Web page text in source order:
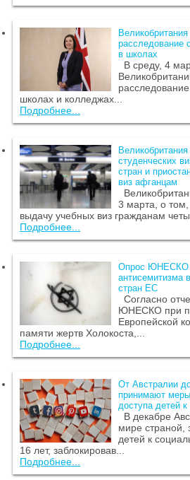
расследование
в школах
В среду, 4
школах и колледжах...
Подробнее...
студенческих
стран и
виз афганцам
3 марта, о том,
выдачу учебных виз гражданам
Подробнее...
Опрос ЮНЕСКО
антисемитизма
стран ЕС
Согласно
ЮНЕСКО при
Европейской
памяти жертв Холокоста,...
Подробнее...
От Австралии
принимают
доступа детей
В декабре
мире страной,
детей к
16 лет, заблокировав...
Подробнее...